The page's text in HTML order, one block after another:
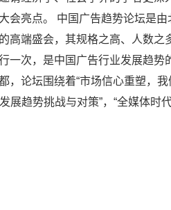
会亮点。 中国广告趋势论坛是由
高端盛会，其规格之高、人数之
一次，是中国广告行业发展趋势
，论坛围绕着“市场信心重塑，
展趋势挑战与对策”，“全媒体时